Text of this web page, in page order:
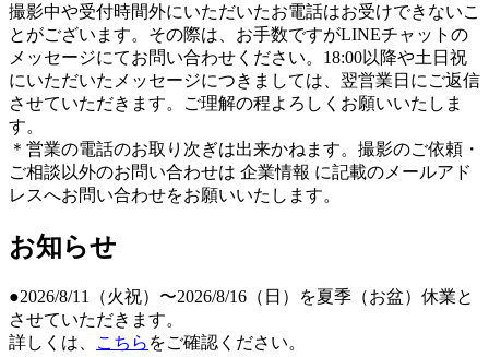
撮影中や受付時間外にいただいたお電話はお受けできないこ
とがございます。その際は、お手数ですがLINEチャットの
メッセージにてお問い合わせください。18:00以降や土日祝
にいただいたメッセージにつきましては、翌営業日にご返信
させていただきます。ご理解の程よろしくお願いいたしま
す。
＊営業の電話のお取り次ぎは出来かねます。撮影のご依頼・
ご相談以外のお問い合わせは 企業情報 に記載のメールアド
レスへお問い合わせをお願いいたします。
お知らせ
●2026/8/11（火祝）〜2026/8/16（日）を夏季（お盆）休業と
させていただきます。
詳しくは、
こちら をご確認ください。